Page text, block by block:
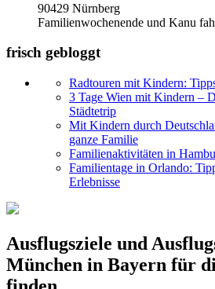
90429 Nürnberg
Familienwochenende und Kanu
frisch gebloggt
Radtouren mit Kindern:
3 Tage Wien mit Kindern –
Städtetrip
Mit Kindern durch
ganze Familie
Familienaktivitäten in
Familientage in Orlando:
Erlebnisse
Ausflugsziele und
München in Bayern für